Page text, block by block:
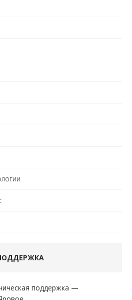
поддержка —